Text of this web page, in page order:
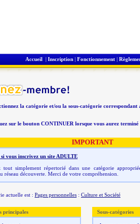
Accueil | Inscription | Fonctionnement |
la catégorie et/ou la sous-catégorie correspondant
sur le bouton CONTINUER lorsque vous aurez terminé
IMPORTANT
vous inscrivez un site ADULTE
tout simplement répertorié dans une catégorie
réseau découverte. Merci de votre compréhension.
actuelle est : Pages personnelles : Culture et Société
principales Sous-catégories